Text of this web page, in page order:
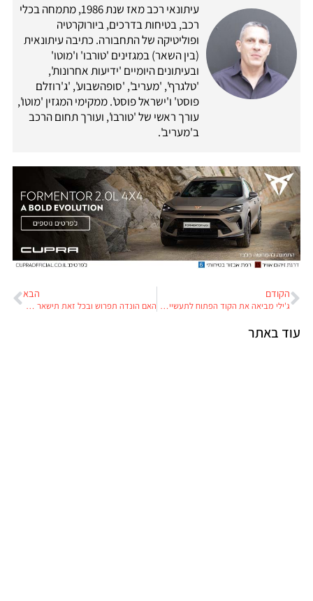
עיתונאי רכב מאז שנת 1986, מתמחה בכלי
רכב, בטיחות בדרכים, ביורוקרטיה
ופוליטיקה של התחבורה. כתיבה עיתונאית
(בין השאר) במגזינים 'טורבו' ו'מוטו'
ובעיתונים היומיים 'ידיעות אחרונות',
'טלגרף', 'מעריב', 'סופהשבוע', 'ג'רוזלם
פוסט' ו'ישראל פוסט'. ממקימי המגזין 'מוטו',
עורך ראשי של 'טורבו', ועורך תחום הרכב
ב'מעריב'.
הקודם
ג'ילי מביאה את הקוד הפתוח לתעשיית הרכב
הבא
האם הונדה תפרוש ובכל זאת תישאר בפורמולה 1, ואיך זה קשור לעתיד מנוע הבעירה הפנימית?
עוד באתר